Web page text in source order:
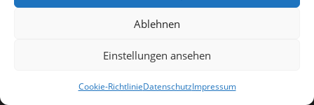
Ablehnen
Einstellungen ansehen
Cookie-RichtlinieDatenschutzImpressum
Batteriespeicher Effizienz
Energiemanagement Energiespeicher erneuerbare
Solarenergie